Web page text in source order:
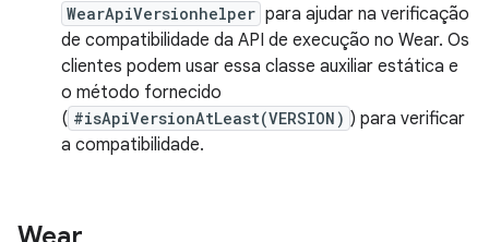
WearApiVersionhelper para ajudar na verificação
de compatibilidade da API de execução no Wear. Os
clientes podem usar essa classe auxiliar estática e
o método fornecido
( #isApiVersionAtLeast(VERSION) ) para verificar
a compatibilidade.